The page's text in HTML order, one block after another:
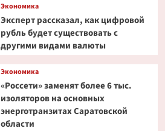
Экономика
Эксперт рассказал, как цифровой
рубль будет существовать с
другими видами валюты
Экономика
«Россети» заменят более 6 тыс.
изоляторов на основных
энерготранзитах Саратовской
области